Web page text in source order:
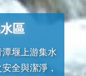
區
堰上游集水
全與潔淨，